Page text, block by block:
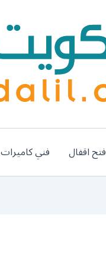
فتح اقفال فني كاميرات